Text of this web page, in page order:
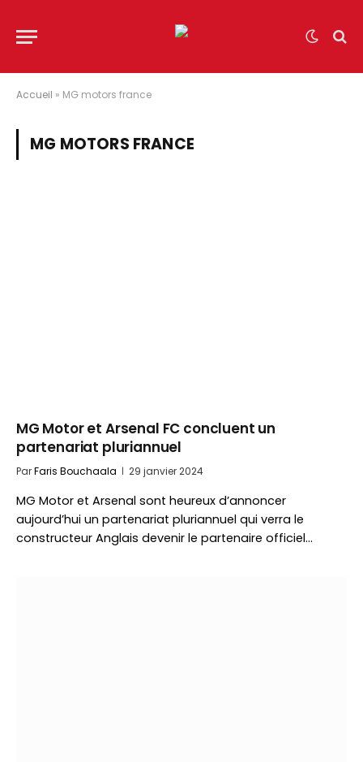
Accueil » MG motors france
MG MOTORS FRANCE
MG Motor et Arsenal FC concluent un
partenariat pluriannuel
ParFaris Bouchaala 29 janvier 2024
MG Motor et Arsenal sont heureux d’annoncer
aujourd’hui un partenariat pluriannuel qui verra le
constructeur Anglais devenir le partenaire officiel…